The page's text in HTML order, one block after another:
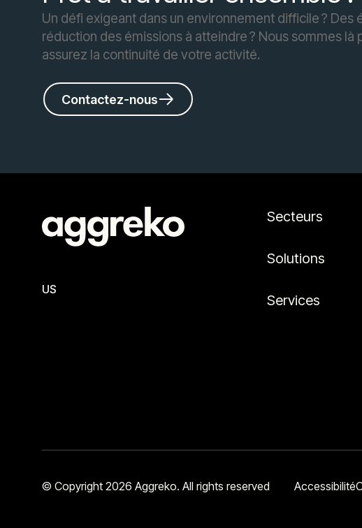
Un défi exigeant dans un environnement difficile ?
réduction des émissions à atteindre ? Nous sommes
assurez la continuité de votre activité.
Contactez-nous
US
Secteurs
Solutions
Services
© Copyright 2026 Aggreko. All rights reserved Accessibilité